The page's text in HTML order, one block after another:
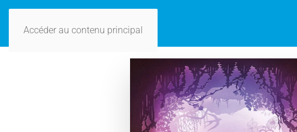
Accéder au contenu principal